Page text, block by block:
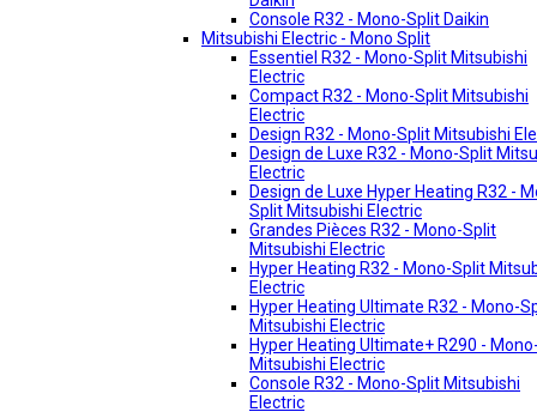
Console R32 - Mono-Split Daikin
Mitsubishi Electric - Mono Split
Essentiel R32 - Mono-Split Mitsubishi
Electric
Compact R32 - Mono-Split Mitsubishi
Electric
Design R32 - Mono-Split Mitsubishi
Design de Luxe R32 - Mono-Split
Electric
Design de Luxe Hyper Heating R32 -
Split Mitsubishi Electric
Grandes Pièces R32 - Mono-Split
Mitsubishi Electric
Hyper Heating R32 - Mono-Split
Electric
Hyper Heating Ultimate R32 - Mono-
Mitsubishi Electric
Hyper Heating Ultimate+ R290 -
Mitsubishi Electric
Console R32 - Mono-Split Mitsubishi
Electric